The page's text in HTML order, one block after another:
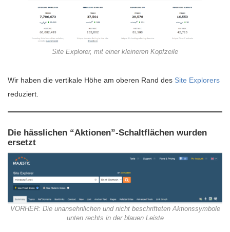
Site Explorer, mit einer kleineren Kopfzeile
Wir haben die vertikale Höhe am oberen Rand des Site Explorers
reduziert.
Die hässlichen “Aktionen”-Schaltflächen wurden
ersetzt
VORHER: Die unansehnlichen und nicht beschrifteten Aktionssymbole
unten rechts in der blauen Leiste